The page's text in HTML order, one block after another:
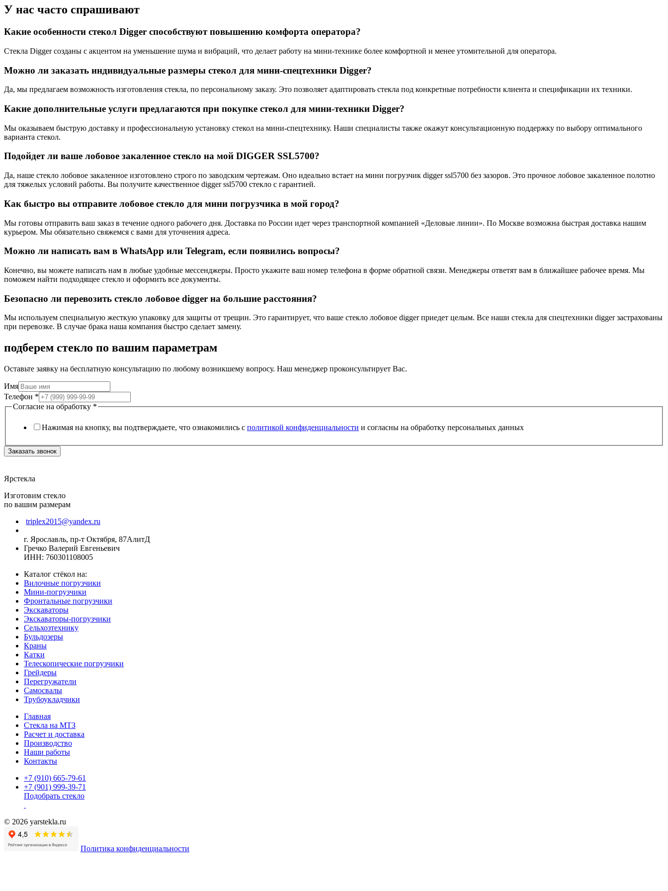
У нас часто спрашивают
Какие особенности стекол Digger способствуют повышению комфорта оператора?
Стекла Digger созданы с акцентом на уменьшение шума и вибраций, что делает работу на мини-технике более комфортной и менее утомительной для оператора.
Можно ли заказать индивидуальные размеры стекол для мини-спецтехники Digger?
Да, мы предлагаем возможность изготовления стекла, по персональному заказу. Это позволяет адаптировать стекла под конкретные потребности клиента и спецификации их техники.
Какие дополнительные услуги предлагаются при покупке стекол для мини-техники Digger?
Мы оказываем быструю доставку и профессиональную установку стекол на мини-спецтехнику. Наши специалисты также окажут консультационную поддержку по выбору оптимального
варианта стекол.
Подойдет ли ваше лобовое закаленное стекло на мой DIGGER SSL5700?
Да, наше стекло лобовое закаленное изготовлено строго по заводским чертежам. Оно идеально встает на мини погрузчик digger ssl5700 без зазоров. Это прочное лобовое закаленное полотно
для тяжелых условий работы. Вы получите качественное digger ssl5700 стекло с гарантией.
Как быстро вы отправите лобовое стекло для мини погрузчика в мой город?
Мы готовы отправить ваш заказ в течение одного рабочего дня. Доставка по России идет через транспортной компанией «Деловые линии». По Москве возможна быстрая доставка нашим
курьером. Мы обязательно свяжемся с вами для уточнения адреса.
Можно ли написать вам в WhatsApp или Telegram, если появились вопросы?
Конечно, вы можете написать нам в любые удобные мессенджеры. Просто укажите ваш номер телефона в форме обратной связи. Менеджеры ответят вам в ближайшее рабочее время. Мы
поможем найти подходящее стекло и оформить все документы.
Безопасно ли перевозить стекло лобовое digger на большие расстояния?
Мы используем специальную жесткую упаковку для защиты от трещин. Это гарантирует, что ваше стекло лобовое digger приедет целым. Все наши стекла для спецтехники digger застрахованы
при перевозке. В случае брака наша компания быстро сделает замену.
подберем стекло по вашим параметрам
Оставьте заявку на бесплатную консультацию по любому возникшему вопросу. Наш менеджер проконсультирует Вас.
Имя
Телефон *
Согласие на обработку *
Нажимая на кнопку, вы подтверждаете, что ознакомились с политикой конфиденциальности и согласны на обработку персональных данных
Заказать звонок
Ярстекла
Изготовим стекло
по вашим размерам
triplex2015@yandex.ru
г. Ярославль, пр-т Октября, 87АлитД
Гречко Валерий Евгеньевич
ИНН: 760301108005
Каталог стёкол на:
Вилочные погрузчики
Мини-погрузчики
Фронтальные погрузчики
Экскаваторы
Экскаваторы-погрузчики
Сельхозтехнику
Бульдозеры
Краны
Катки
Телескопические погрузчики
Грейдеры
Перегружатели
Самосвалы
Трубоукладчики
Главная
Стекла на МТЗ
Расчет и доставка
Производство
Наши работы
Контакты
+7 (910) 665-79-61
+7 (901) 999-39-71
Подобрать стекло
© 2026 yarstekla.ru
Политика конфиденциальности